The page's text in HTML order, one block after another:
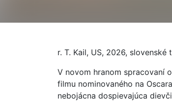
r. T. Kail, US, 2026, slovenské
V novom hranom spracovaní
filmu nominovaného na
nebojácna dospievajúca